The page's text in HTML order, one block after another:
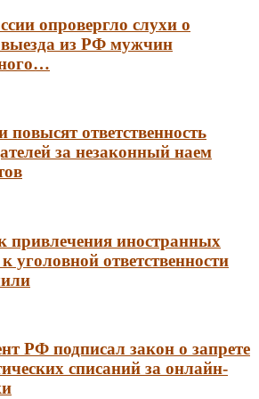
опровергло слухи о
выезда из РФ мужчин
повысят ответственность
за незаконный наем
привлечения иностранных
уголовной ответственности
РФ подписал закон о запрете
списаний за онлайн-